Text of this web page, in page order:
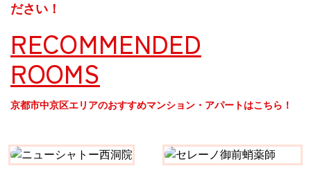
ださい！
RECOMMENDED
ROOMS
京都市中京区エリアのおすすめマンション・アパートはこちら！